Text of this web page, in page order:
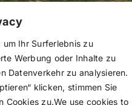
Ihr Surferlebnis zu
Werbung oder Inhalte zu
Datenverkehr zu analysieren.
klicken, stimmen Sie
Cookies zu.We use cookies to